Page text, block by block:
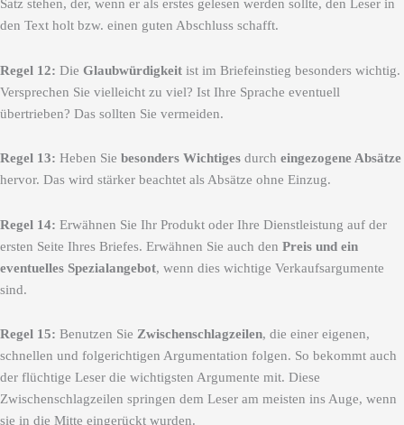
Satz stehen, der, wenn er als erstes gelesen werden sollte, den Leser in
den Text holt bzw. einen guten Abschluss schafft.
Regel 12: Die Glaubwürdigkeit ist im Briefeinstieg besonders wichtig.
Versprechen Sie vielleicht zu viel? Ist Ihre Sprache eventuell
übertrieben? Das sollten Sie vermeiden.
Regel 13: Heben Sie besonders Wichtiges durch eingezogene Absätze
hervor. Das wird stärker beachtet als Absätze ohne Einzug.
Regel 14: Erwähnen Sie Ihr Produkt oder Ihre Dienstleistung auf der
ersten Seite Ihres Briefes. Erwähnen Sie auch den Preis und ein
eventuelles Spezialangebot, wenn dies wichtige Verkaufsargumente
sind.
Regel 15: Benutzen Sie Zwischenschlagzeilen, die einer eigenen,
schnellen und folgerichtigen Argumentation folgen. So bekommt auch
der flüchtige Leser die wichtigsten Argumente mit. Diese
Zwischenschlagzeilen springen dem Leser am meisten ins Auge, wenn
sie in die Mitte eingerückt wurden.